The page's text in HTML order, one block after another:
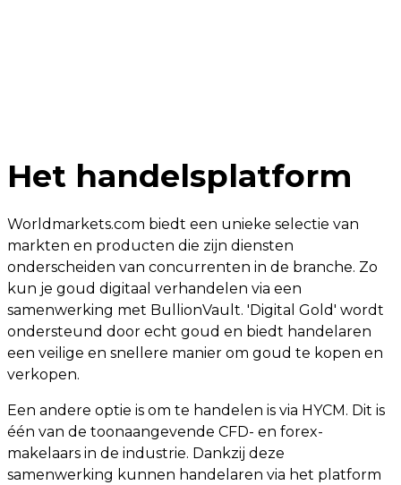
Het handelsplatform
Worldmarkets.com biedt een unieke selectie van
markten en producten die zijn diensten
onderscheiden van concurrenten in de branche. Zo
kun je goud digitaal verhandelen via een
samenwerking met BullionVault. 'Digital Gold' wordt
ondersteund door echt goud en biedt handelaren
een veilige en snellere manier om goud te kopen en
verkopen.
Een andere optie is om te handelen is via HYCM. Dit is
één van de toonaangevende CFD- en forex-
makelaars in de industrie. Dankzij deze
samenwerking kunnen handelaren via het platform